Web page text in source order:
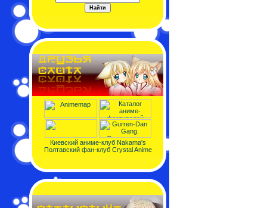
Киевский аниме-клуб Nakama's
Полтавский фан-клуб Crystal Anime